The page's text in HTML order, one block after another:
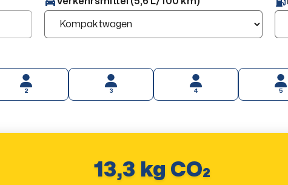
2 3 4 5
13,3 kg CO₂